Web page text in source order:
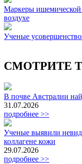
Маркеры
воздухе
Ученые
СМОТРИТЕ
В почве Австралии
31.07.2026
подробнее >>
Ученые выявили
коллагене кожи
29.07.2026
подробнее >>